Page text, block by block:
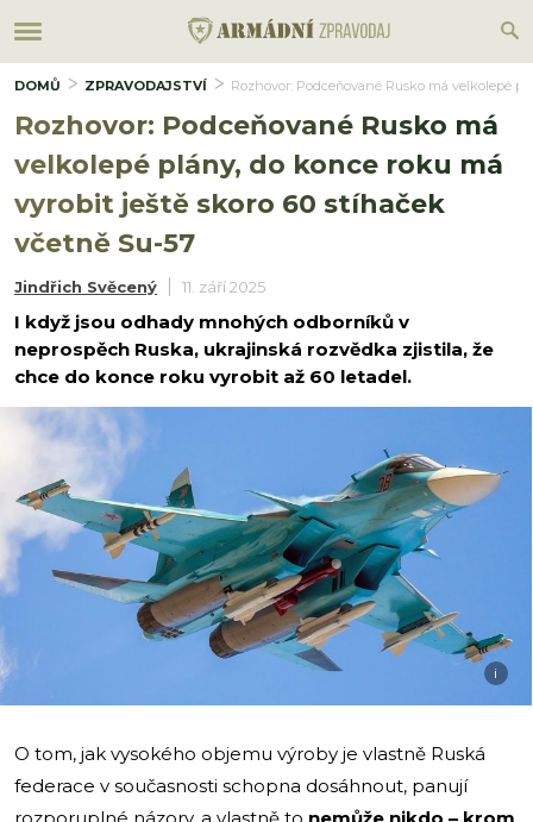
DOMŮ ZPRAVODAJSTVÍ Rozhovor: Podceňované Rusko má velkolepé
Rozhovor: Podceňované Rusko má
velkolepé plány, do konce roku má
vyrobit ještě skoro 60 stíhaček
včetně Su-57
Jindřich Svěcený 11. září 2025
I když jsou odhady mnohých odborníků v
neprospěch Ruska, ukrajinská rozvědka zjistila, že
chce do konce roku vyrobit až 60 letadel.
i
O tom, jak vysokého objemu výroby je vlastně Ruská
federace v současnosti schopna dosáhnout, panují